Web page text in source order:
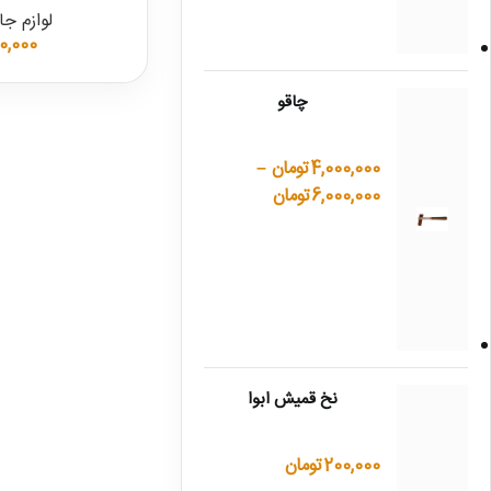
چاقو
4,000,000تومان–
6,000,000تومان
نخ قمیش ابوا
200,000تومان
لوازم